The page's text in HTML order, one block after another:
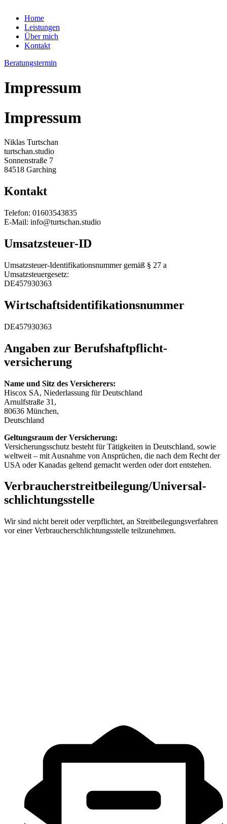
Home
Leistungen
Über mich
Kontakt
Beratungstermin
Impressum
Impressum
Niklas Turtschan
turtschan.studio
Sonnenstraße 7
84518 Garching
Kontakt
Telefon: 01603543835
E-Mail: info@turtschan.studio
Umsatzsteuer-ID
Umsatzsteuer-Identifikationsnummer gemäß § 27 a
Umsatzsteuergesetz:
DE457930363
Wirtschafts­identifikations­nummer
DE457930363
Angaben zur Berufs­haftpflicht­
versicherung
Name und Sitz des Versicherers:
Hiscox SA, Niederlassung für Deutschland
Arnulfstraße 31,
80636 München,
Deutschland
Geltungsraum der Versicherung:
Versicherungsschutz besteht für Tätigkeiten in Deutschland, sowie
weltweit – mit Ausnahme von Ansprüchen, die nach dem Recht der
USA oder Kanadas geltend gemacht werden oder dort entstehen.
Verbraucher­streit­beilegung/Universal­
schlichtungs­stelle
Wir sind nicht bereit oder verpflichtet, an Streitbeilegungsverfahren
vor einer Verbraucherschlichtungsstelle teilzunehmen.